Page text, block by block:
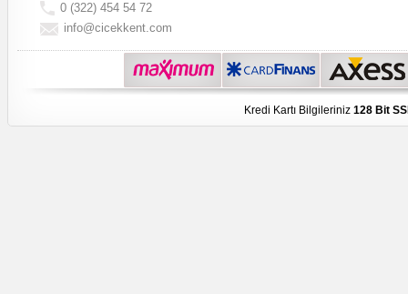
0 (322) 454 54 72
info@cicekkent.com
Kredi Kartı Bilgileriniz 128 Bit